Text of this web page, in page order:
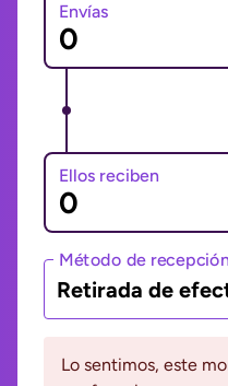
Envías
Ellos reciben
Método de recepción
Retirada de
Lo sentimos, este